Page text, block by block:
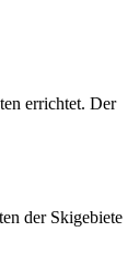
errichtet. Der
der Skigebiete